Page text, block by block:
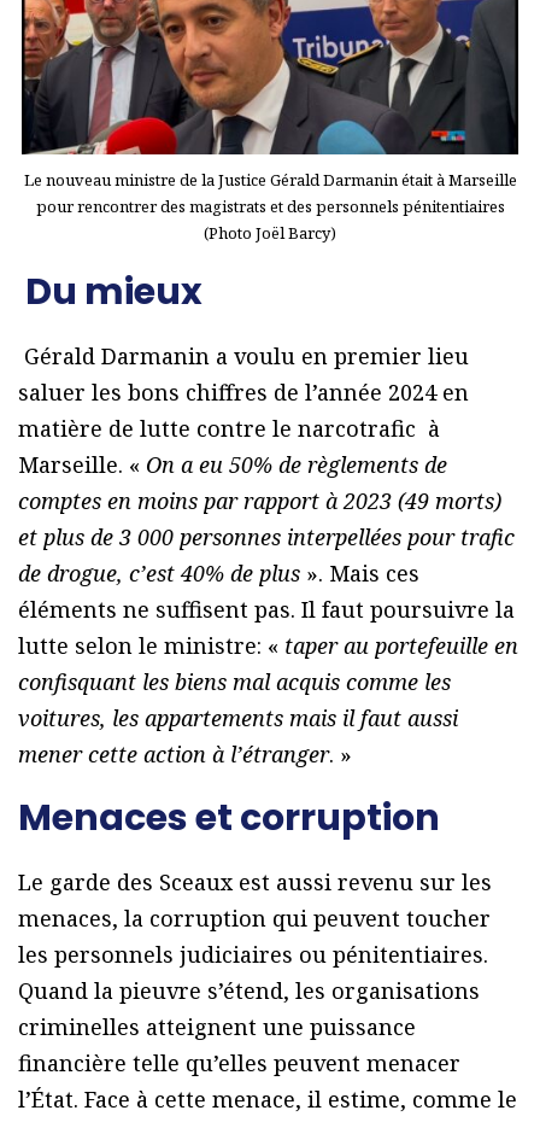
Le nouveau ministre de la Justice Gérald Darmanin était à Marseille
pour rencontrer des magistrats et des personnels pénitentiaires
(Photo Joël Barcy)
Du mieux
Gérald Darmanin a voulu en premier lieu
saluer les bons chiffres de l’année 2024 en
matière de lutte contre le narcotrafic à
Marseille. « On a eu 50% de règlements de
comptes en moins par rapport à 2023 (49 morts)
et plus de 3 000 personnes interpellées pour trafic
de drogue, c’est 40% de plus ». Mais ces
éléments ne suffisent pas. Il faut poursuivre la
lutte selon le ministre: « taper au portefeuille en
confisquant les biens mal acquis comme les
voitures, les appartements mais il faut aussi
mener cette action à l’étranger. »
Menaces et corruption
Le garde des Sceaux est aussi revenu sur les
menaces, la corruption qui peuvent toucher
les personnels judiciaires ou pénitentiaires.
Quand la pieuvre s’étend, les organisations
criminelles atteignent une puissance
financière telle qu’elles peuvent menacer
l’État. Face à cette menace, il estime, comme le